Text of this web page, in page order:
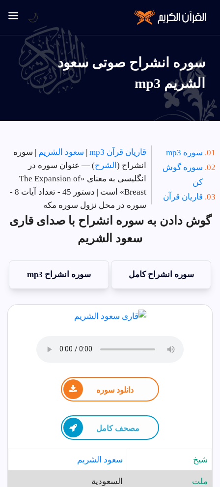
سوره انشراح صوتی سعود
الشريم mp3
سوره mp3
سوره گوش
کن
قاریان قرآن
قاریان قرآن mp3 | سعود الشريم | سوره
انشراح ( الشرح) — عنوان سوره در
انگلیسی به معنای «The Expansion of
Breast» است | دستور 45 - تعداد آیات 8 -
سوره در محل نزول سوره مکه
گوش دادن به سوره انشراح با صدای قاری
سعود الشريم
سوره انشراح کامل سوره انشراح mp3
دانلود سوره
مصحف كامل
شيخ سعود الشريم
ملت السعودية
🌙